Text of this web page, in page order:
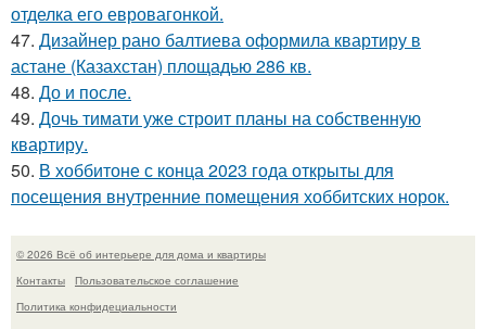
отделка его евровагонкой.
47. Дизайнер рано балтиева оформила квартиру в
астане (Казахстан) площадью 286 кв.
48. До и после.
49. Дочь тимати уже строит планы на собственную
квартиру.
50. В хоббитоне с конца 2023 года открыты для
посещения внутренние помещения хоббитских норок.
© 2026 Всё об интерьере для дома и квартиры
Контакты
Пользовательское соглашение
Политика конфидециальности